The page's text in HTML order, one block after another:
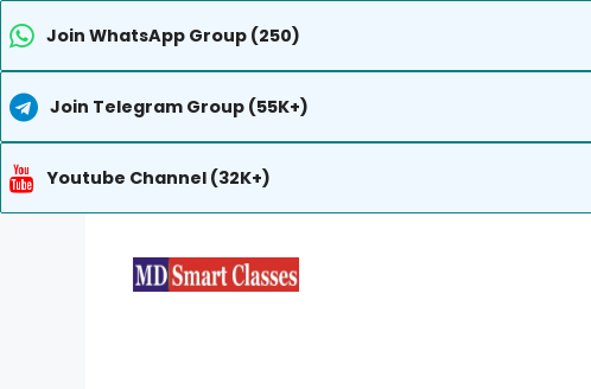
Join WhatsApp Group (250)
Join Telegram Group (55K+)
Youtube Channel (32K+)